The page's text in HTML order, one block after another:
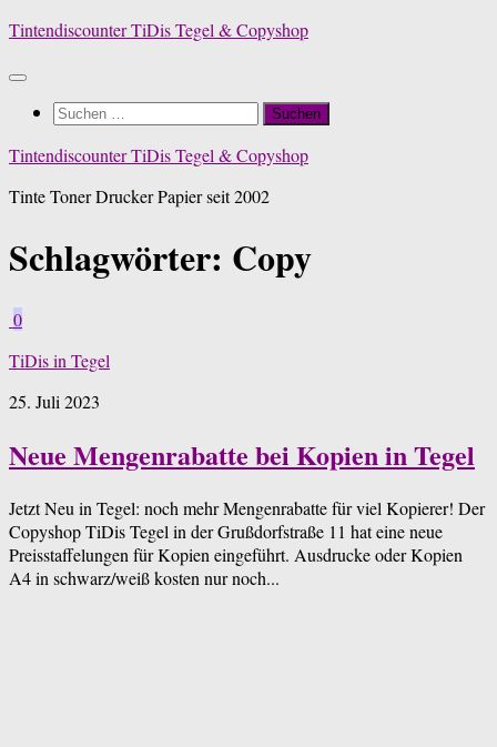
Zum
springen
Tintendiscounter TiDis Tegel & Copyshop
Suchen
Tintendiscounter TiDis Tegel & Copyshop
Tinte Toner Drucker Papier seit 2002
Schlagwörter: Copy
0
TiDis in Tegel
25. Juli 2023
Neue Mengenrabatte bei Kopien in Tegel
Jetzt Neu in Tegel: noch mehr Mengenrabatte für viel Kopierer! Der
Copyshop TiDis Tegel in der Grußdorfstraße 11 hat eine neue
Preisstaffelungen für Kopien eingeführt. Ausdrucke oder Kopien
A4 in schwarz/weiß kosten nur noch...